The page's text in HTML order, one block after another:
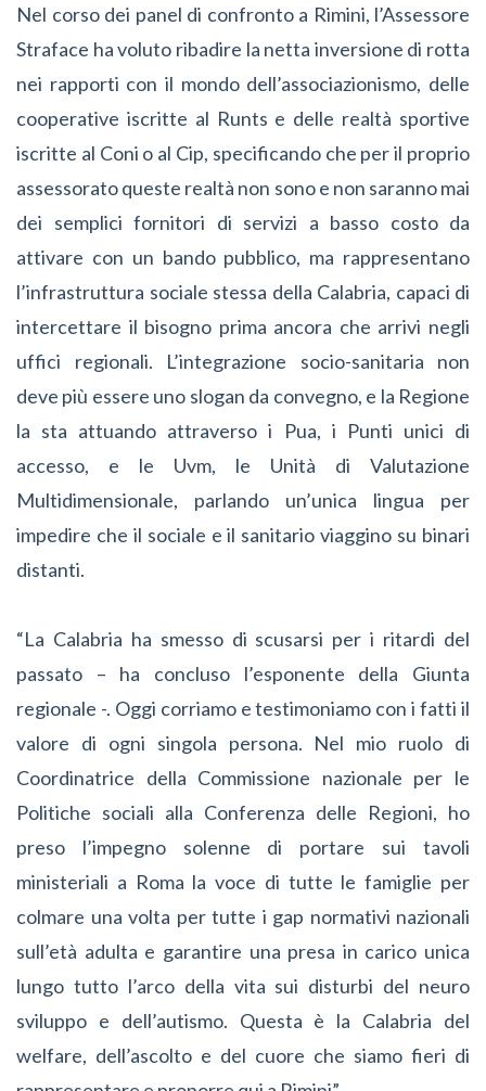
Nel corso dei panel di confronto a Rimini, l’Assessore
Straface ha voluto ribadire la netta inversione di rotta
nei rapporti con il mondo dell’associazionismo, delle
cooperative iscritte al Runts e delle realtà sportive
iscritte al Coni o al Cip, specificando che per il proprio
assessorato queste realtà non sono e non saranno mai
dei semplici fornitori di servizi a basso costo da
attivare con un bando pubblico, ma rappresentano
l’infrastruttura sociale stessa della Calabria, capaci di
intercettare il bisogno prima ancora che arrivi negli
uffici regionali. L’integrazione socio-sanitaria non
deve più essere uno slogan da convegno, e la Regione
la sta attuando attraverso i Pua, i Punti unici di
accesso, e le Uvm, le Unità di Valutazione
Multidimensionale, parlando un’unica lingua per
impedire che il sociale e il sanitario viaggino su binari
distanti.
“La Calabria ha smesso di scusarsi per i ritardi del
passato – ha concluso l’esponente della Giunta
regionale -. Oggi corriamo e testimoniamo con i fatti il
valore di ogni singola persona. Nel mio ruolo di
Coordinatrice della Commissione nazionale per le
Politiche sociali alla Conferenza delle Regioni, ho
preso l’impegno solenne di portare sui tavoli
ministeriali a Roma la voce di tutte le famiglie per
colmare una volta per tutte i gap normativi nazionali
sull’età adulta e garantire una presa in carico unica
lungo tutto l’arco della vita sui disturbi del neuro
sviluppo e dell’autismo. Questa è la Calabria del
welfare, dell’ascolto e del cuore che siamo fieri di